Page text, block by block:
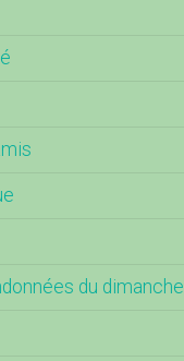
du dimanche